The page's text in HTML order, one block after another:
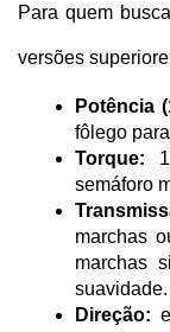
Para quem
versões
Potência
fôlego
Torque:
semáforo
marchas
marchas
suavidade.
Direção: